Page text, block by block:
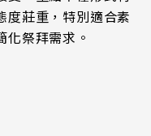
度莊重，特別適合素
化祭拜需求。